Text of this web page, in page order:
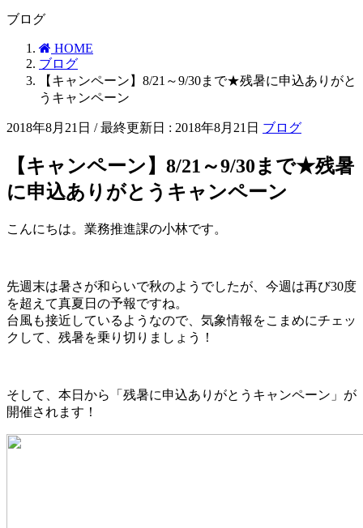
ブログ
HOME
ブログ
【キャンペーン】8/21～9/30まで★残暑に申込ありがと
うキャンペーン
2018年8月21日 / 最終更新日 : 2018年8月21日 ブログ
【キャンペーン】8/21～9/30まで★残暑
に申込ありがとうキャンペーン
こんにちは。業務推進課の小林です。
先週末は暑さが和らいで秋のようでしたが、今週は再び30度
を超えて真夏日の予報ですね。
台風も接近しているようなので、気象情報をこまめにチェッ
クして、残暑を乗り切りましょう！
そして、本日から「残暑に申込ありがとうキャンペーン」が
開催されます！